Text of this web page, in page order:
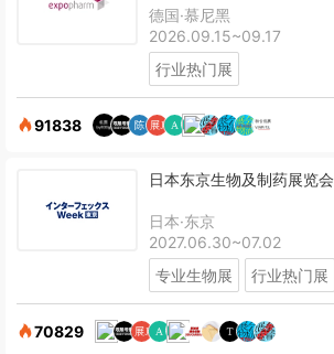
德国·慕尼黑
2026.09.15~09.17
行业热门展
91838
日本东京生物及制药展览会
日本·东京
2027.06.30~07.02
专业生物展
行业热门展
70829